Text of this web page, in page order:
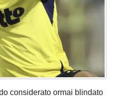
considerato ormai blindato